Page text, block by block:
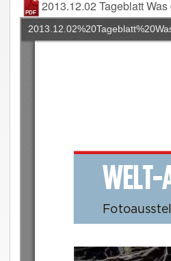
2013.12.02 Tageblatt